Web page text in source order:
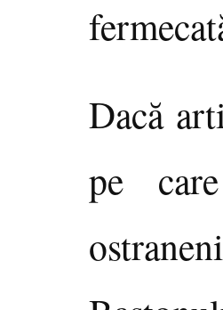
Dacă
pe